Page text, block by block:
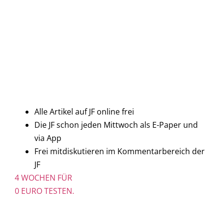
Alle Artikel auf JF online frei
Die JF schon jeden Mittwoch als E-Paper und
via App
Frei mitdiskutieren im Kommentarbereich der
JF
4 WOCHEN FÜR
0 EURO TESTEN.